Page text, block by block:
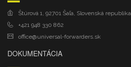
Štúrová 1, 92701 Šaľa, Slovenská republika
+421 948 330 862
office@universal-forwarders.sk
DOKUMENTÁCIA